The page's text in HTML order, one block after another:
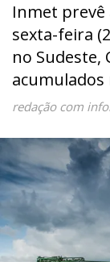
Inmet prevê
sexta-feira
no Sudeste,
redação com